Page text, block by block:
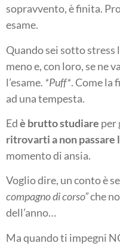
sopravvento, è finita.
esame.
Quando sei sotto stress
meno e, con loro, se ne
l’esame. *Puff*. Come la
ad una tempesta.
Edè brutto studiare per
ritrovarti a non passare
momento di ansia.
Voglio dire, un conto è
compagno di corso”che
dell’anno…
Ma quando ti impegni